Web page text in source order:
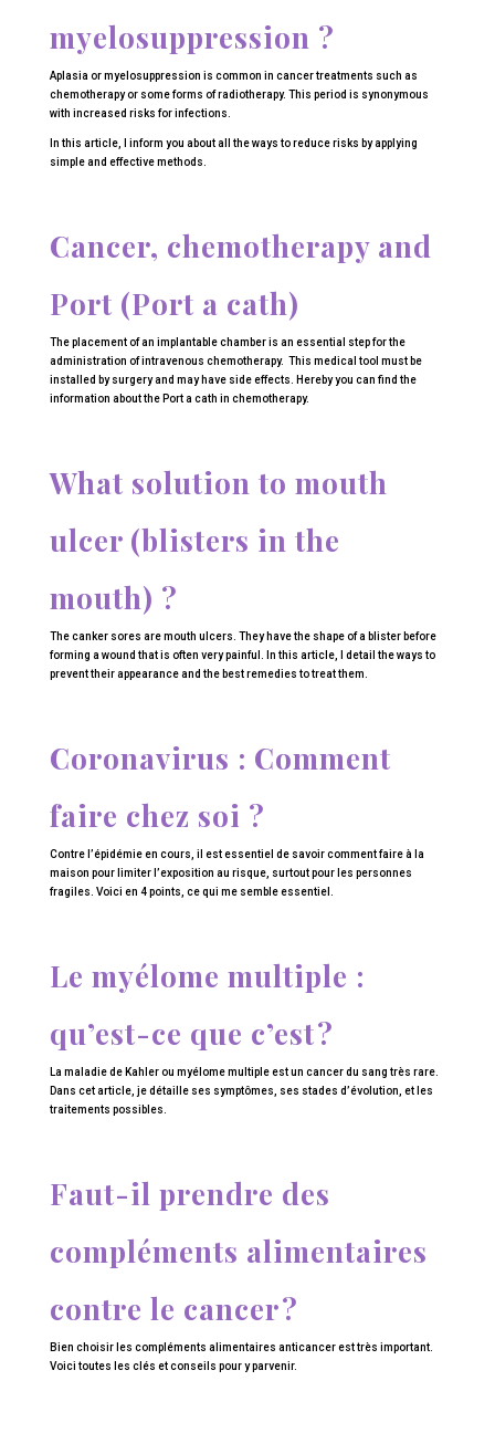
myelosuppression ?
Aplasia or myelosuppression is common in cancer treatments such as
chemotherapy or some forms of radiotherapy. This period is synonymous
with increased risks for infections.
In this article, I inform you about all the ways to reduce risks by applying
simple and effective methods.
Cancer, chemotherapy and
Port (Port a cath)
The placement of an implantable chamber is an essential step for the
administration of intravenous chemotherapy. This medical tool must be
installed by surgery and may have side effects. Hereby you can find the
information about the Port a cath in chemotherapy.
What solution to mouth
ulcer (blisters in the
mouth) ?
The canker sores are mouth ulcers. They have the shape of a blister before
forming a wound that is often very painful. In this article, I detail the ways to
prevent their appearance and the best remedies to treat them.
Coronavirus : Comment
faire chez soi ?
Contre l’épidémie en cours, il est essentiel de savoir comment faire à la
maison pour limiter l’exposition au risque, surtout pour les personnes
fragiles. Voici en 4 points, ce qui me semble essentiel.
Le myélome multiple :
qu’est-ce que c’est ?
La maladie de Kahler ou myélome multiple est un cancer du sang très rare.
Dans cet article, je détaille ses symptômes, ses stades d’évolution, et les
traitements possibles.
Faut-il prendre des
compléments alimentaires
contre le cancer ?
Bien choisir les compléments alimentaires anticancer est très important.
Voici toutes les clés et conseils pour y parvenir.